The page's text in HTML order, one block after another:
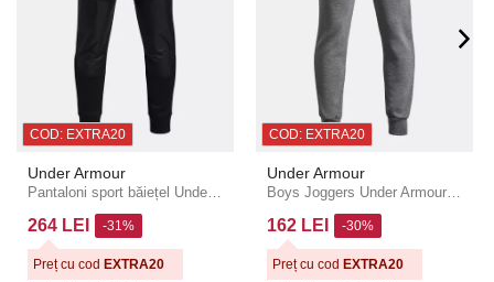
COD: EXTRA20
Under Armour
Pantaloni sport băiețel Under Armour UA Armour Flc Pro Utility P
264 LEI -31%
Preț cu cod EXTRA20
COD: EXTRA20
Under Armour
Boys Joggers Under Armour UA RIVAL FLEECE JOGGERS
162 LEI -30%
Preț cu cod EXTRA20